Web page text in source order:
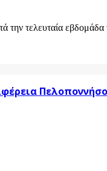
την τελευταία